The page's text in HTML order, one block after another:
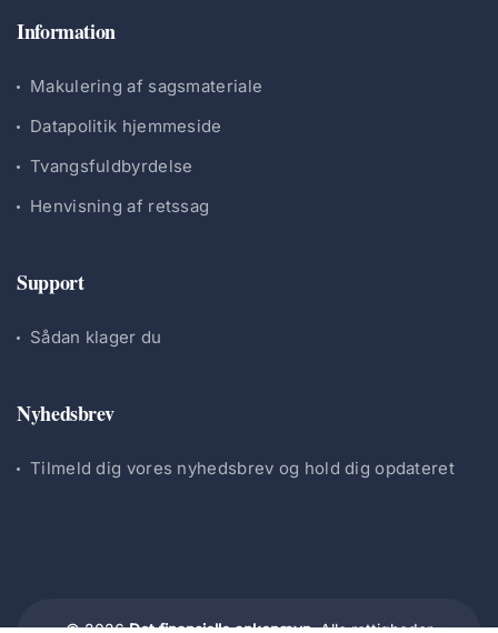
Information
Makulering af sagsmateriale
Datapolitik hjemmeside
Tvangsfuldbyrdelse
Henvisning af retssag
Support
Sådan klager du
Nyhedsbrev
Tilmeld dig vores nyhedsbrev og hold dig opdateret
© 2026Det finansielle ankenævn.Alle rettigheder